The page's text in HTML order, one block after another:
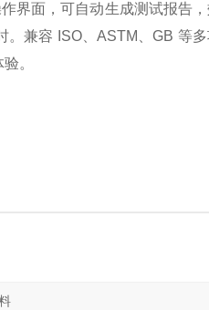
界面，可自动生成测试报告
。兼容 ISO、ASTM、GB 等
。